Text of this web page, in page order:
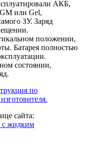
АКБ,
или Gel,
ЗУ. Заряд
положении,
Батарея полностью
состоянии,
по
сайта:
с жидким